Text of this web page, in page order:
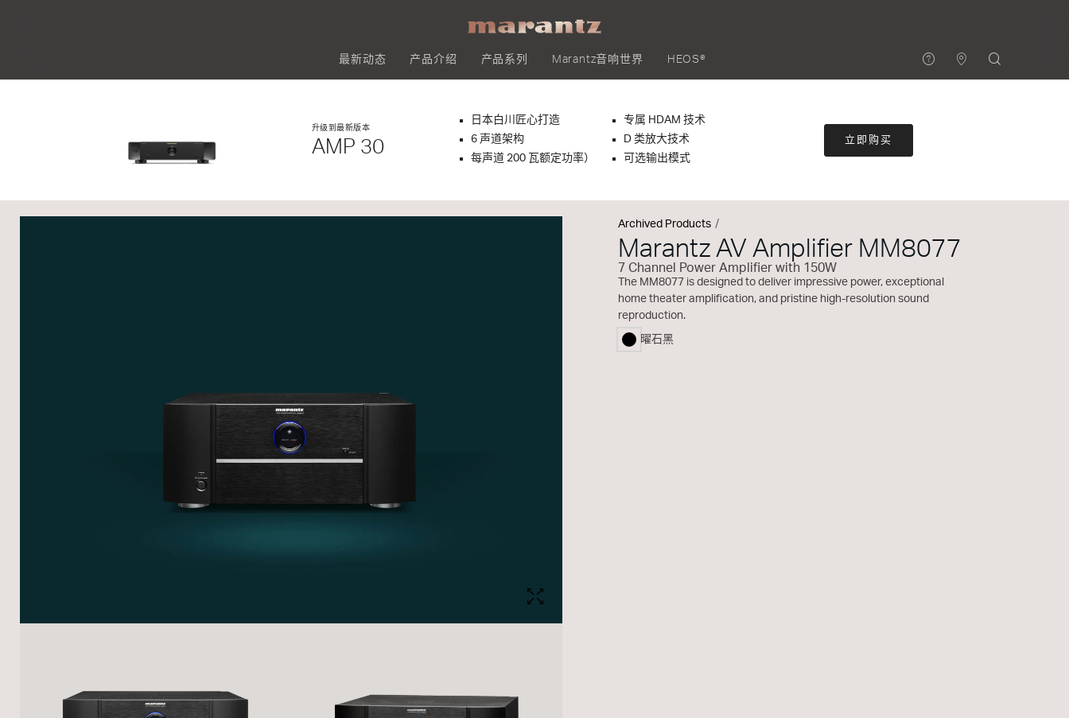
最新动态 产品介绍 产品系列 Marantz音响世界 HEOS®
升级到最新版本
AMP 30
日本白川匠心打造
6 声道架构
每声道 200 瓦额定功率）
专属 HDAM 技术
D 类放大技术
可选输出模式
立即购买
Archived Products
Marantz AV Amplifier MM8077
7 Channel Power Amplifier with 150W
The MM8077 is designed to deliver impressive power, exceptional
home theater amplification, and pristine high-resolution sound
reproduction.
selected
曜石黑